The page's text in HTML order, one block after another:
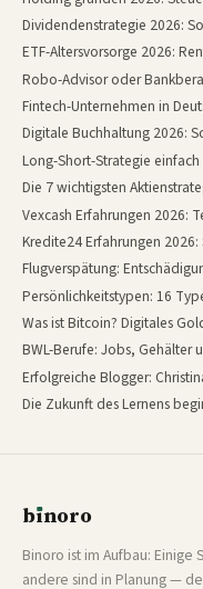
Dividendenstrategie 2026:
ETF-Altersvorsorge 2026:
Robo-Advisor oder
Fintech-Unternehmen in
Digitale Buchhaltung 2026:
Long-Short-Strategie
Die 7 wichtigsten
Vexcash Erfahrungen 2026:
Kredite24 Erfahrungen
Flugverspätung:
Persönlichkeitstypen: 16
Was ist Bitcoin? Digitales
BWL-Berufe: Jobs, Gehälter
Erfolgreiche Blogger:
Die Zukunft des Lernens
bınoro
Binoro ist im Aufbau:
andere sind in Planung —